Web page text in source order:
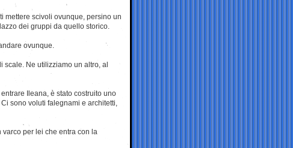
mettere scivoli ovunque, persino un
dei gruppi da quello storico.
ovunque.
Ne utilizziamo un altro, al
Ileana, è stato costruito uno
sono voluti falegnami e architetti,
per lei che entra con la